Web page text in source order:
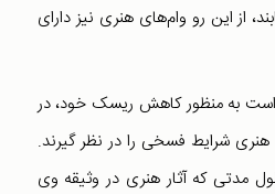
از این رو وام‌‌های هنری نیز دارای
است به منظور کاهش ریسک خود، در
هنری شرایط فسخی را در نظر گیرند.
مدتی که آثار هنری در وثیقه وی